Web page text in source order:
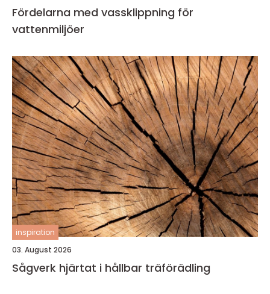
Fördelarna med vassklippning för
vattenmiljöer
inspiration
03. August 2026
Sågverk hjärtat i hållbar träförädling